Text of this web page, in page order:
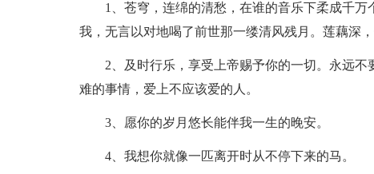
1、苍穹，连绵的清愁，在谁的音乐下柔成千万
我，无言以对地喝了前世那一缕清风残月。莲藕深
2、及时行乐，享受上帝赐予你的一切。永远不
难的事情，爱上不应该爱的人。
3、愿你的岁月悠长能伴我一生的晚安。
4、我想你就像一匹离开时从不停下来的马。